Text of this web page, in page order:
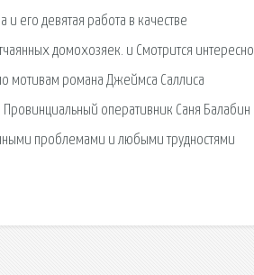
его девятая работа в качестве
домохозяек. и Смотрится интересно
мотивам романа Джеймса Саллиса
оперативник Саня Балабин
проблемами и любыми трудностями